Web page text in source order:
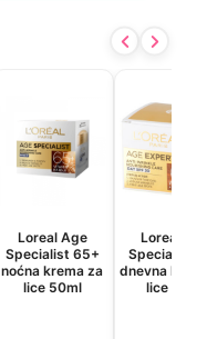
Loreal Age
Specialist 65+
noćna krema za
lice 50ml
Loreal
Specialist
dnevna
lice 50ml